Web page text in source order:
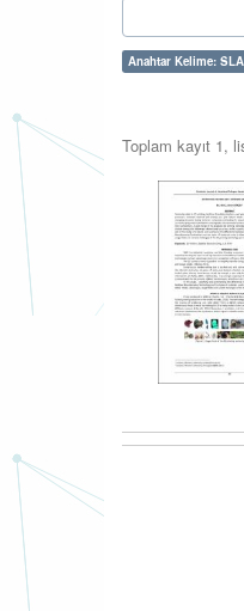
Anahtar Kelime:
Toplam kayıt 1,